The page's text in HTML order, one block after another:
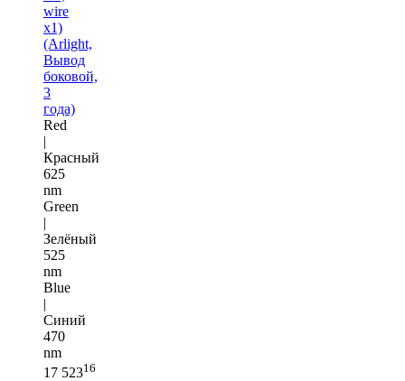
wire
x1)
(Arlight,
Вывод
боковой,
3
года)
Red
|
Красный
625
nm
Green
|
Зелёный
525
nm
Blue
|
Синий
470
nm
17 52316